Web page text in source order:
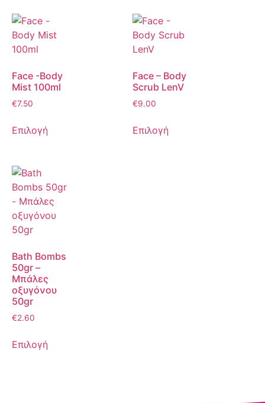
Face -Body
Mist 100ml
€7.50
Επιλογή
Face – Body
Scrub LenV
€9.00
Επιλογή
Bath Bombs
50gr –
Μπάλες
οξυγόνου
50gr
€2.60
Επιλογή